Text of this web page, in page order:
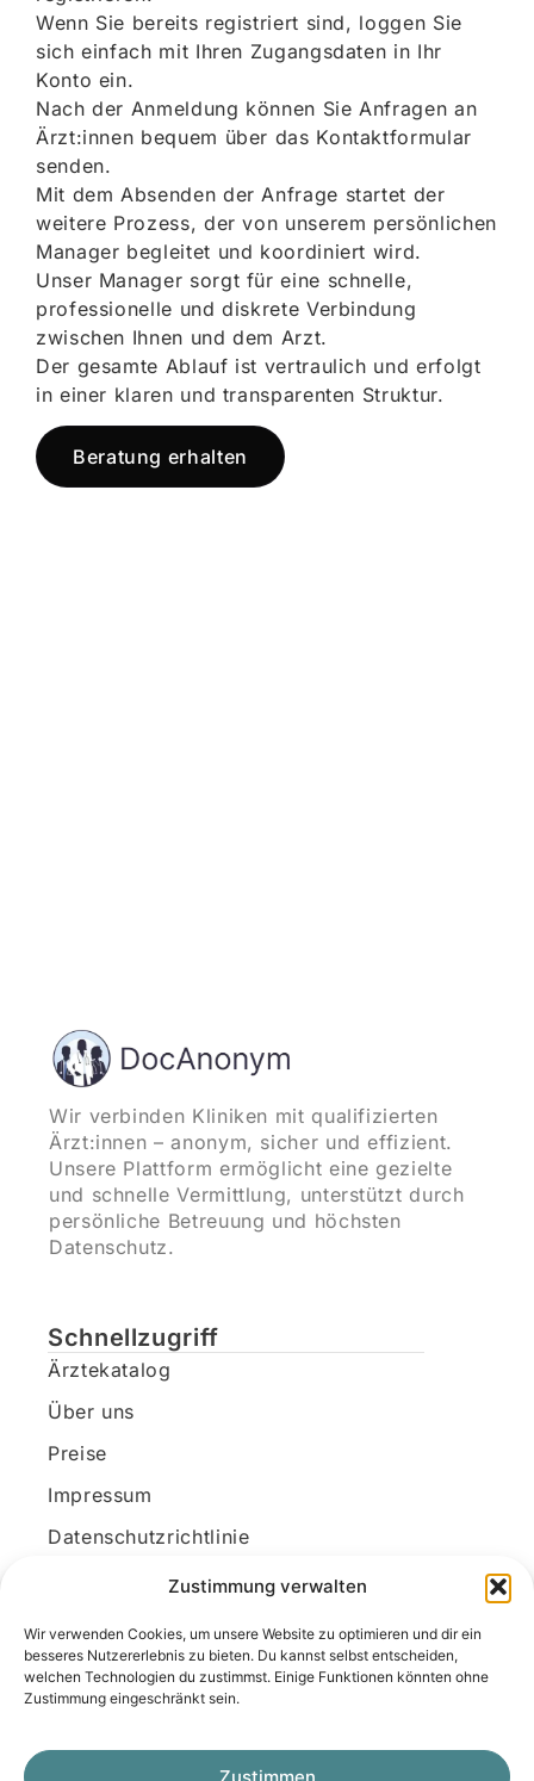
Zustimmung verwalten
Wir verwenden Cookies, um unsere Website zu optimieren und dir ein
besseres Nutzererlebnis zu bieten. Du kannst selbst entscheiden,
welchen Technologien du zustimmst. Einige Funktionen könnten ohne
Zustimmung eingeschränkt sein.
Zustimmen
Wenn Sie bereits registriert sind, loggen Sie
sich einfach mit Ihren Zugangsdaten in Ihr
Konto ein.
Nach der Anmeldung können Sie Anfragen an
Ärzt:innen bequem über das Kontaktformular
senden.
Mit dem Absenden der Anfrage startet der
weitere Prozess, der von unserem persönlichen
Manager begleitet und koordiniert wird.
Unser Manager sorgt für eine schnelle,
professionelle und diskrete Verbindung
zwischen Ihnen und dem Arzt.
Der gesamte Ablauf ist vertraulich und erfolgt
in einer klaren und transparenten Struktur.
Beratung erhalten
Wir verbinden Kliniken mit qualifizierten
Ärzt:innen – anonym, sicher und effizient.
Unsere Plattform ermöglicht eine gezielte
und schnelle Vermittlung, unterstützt durch
persönliche Betreuung und höchsten
Datenschutz.
Schnellzugriff
Ärztekatalog
Über uns
Preise
Impressum
Datenschutzrichtlinie
Kundenkonto
Unsere Kontaktdaten
E-Mail: kontakt@docanonym.com